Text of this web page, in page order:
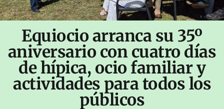
Equiocio arranca su 35º
aniversario con cuatro días
de hípica, ocio familiar y
actividades para todos los
públicos